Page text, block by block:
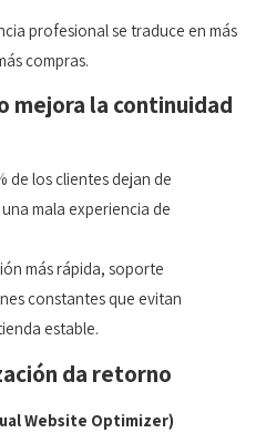
profesional se traduce en más
compras.
la continuidad
de los clientes dejan de
mala experiencia de
más rápida, soporte
constantes que evitan
estable.
da retorno
Website Optimizer)